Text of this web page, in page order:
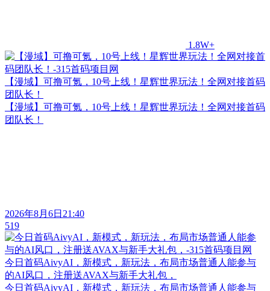
1.8W+
【漫域】可撸可氪，10号上线！星辉世界玩法！全网对接首码
团队长！
【漫域】可撸可氪，10号上线！星辉世界玩法！全网对接首码
团队长！
2026年8月6日21:40
519
今日首码AivyAI，新模式，新玩法，布局市场普通人能参与
的AI风口，注册送AVAX与新手大礼包，
今日首码AivyAI，新模式，新玩法，布局市场普通人能参与